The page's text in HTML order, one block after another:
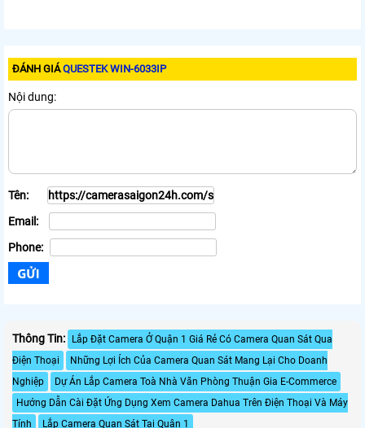
ĐÁNH GIÁQUESTEK WIN-6033IP
Nội dung:
Tên:
Email:
Phone:
Thông Tin:
Lắp Đặt Camera Ở Quận 1 Giá Rẻ Có Camera Quan Sát Qua
Điện Thoại
Những Lợi Ích Của Camera Quan Sát Mang Lại Cho Doanh
Nghiệp
Dự Án Lắp Camera Toà Nhà Văn Phòng Thuận Gia E-Commerce
Hướng Dẫn Cài Đặt Ứng Dụng Xem Camera Dahua Trên Điện Thoại Và Máy
Tính
Lắp Camera Quan Sát Tại Quận 1